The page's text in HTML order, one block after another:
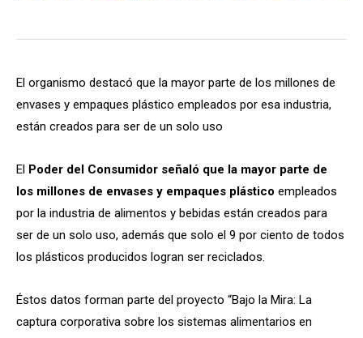
El organismo destacó que la mayor parte de los millones de
envases y empaques plástico empleados por esa industria,
están creados para ser de un solo uso
El Poder del Consumidor señaló que la mayor parte de
los millones de envases y empaques plástico empleados
por la industria de alimentos y bebidas están creados para
ser de un solo uso, además que solo el 9 por ciento de todos
los plásticos producidos logran ser reciclados.
Éstos datos forman parte del proyecto “Bajo la Mira: La
captura corporativa sobre los sistemas alimentarios en